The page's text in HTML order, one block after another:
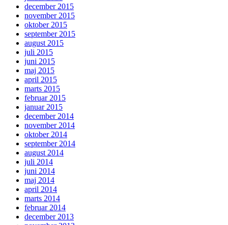
december 2015
november 2015
oktober 2015
september 2015
august 2015
juli 2015
juni 2015
maj 2015
april 2015
marts 2015
februar 2015
januar 2015
december 2014
november 2014
oktober 2014
september 2014
august 2014
juli 2014
juni 2014
maj 2014
april 2014
marts 2014
februar 2014
december 2013